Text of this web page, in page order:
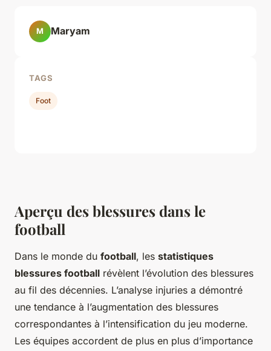
Aperçu des blessures dans le
football
Dans le monde du football, les statistiques
blessures football révèlent l’évolution des blessures
au fil des décennies. L’analyse injuries a démontré
une tendance à l’augmentation des blessures
correspondantes à l’intensification du jeu moderne.
Les équipes accordent de plus en plus d’importance
M Maryam
TAGS
Foot